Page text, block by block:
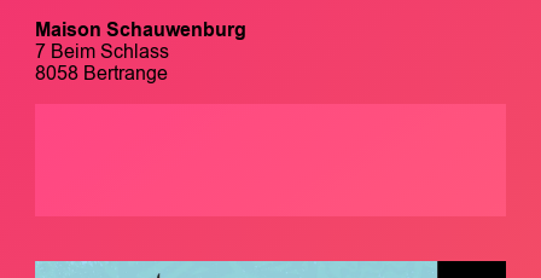
Maison Schauwenburg
7 Beim Schlass
8058 Bertrange